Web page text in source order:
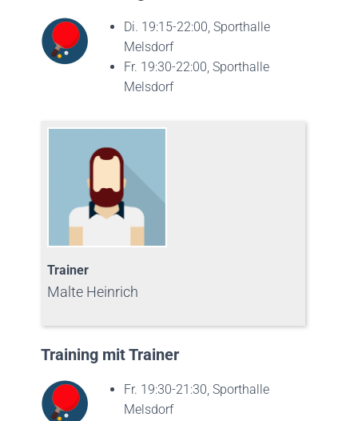
Di. 19:15-22:00, Sporthalle
Melsdorf
Fr. 19:30-22:00, Sporthalle
Melsdorf
Trainer
Malte Heinrich
Training mit Trainer
Fr. 19:30-21:30, Sporthalle
Melsdorf